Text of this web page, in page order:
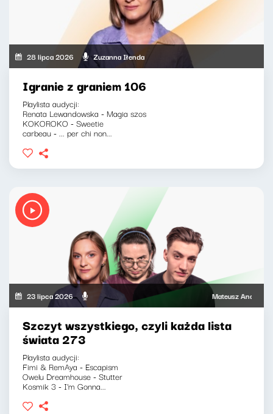
28 lipca 2026 Zuzanna Iłenda
Igranie z graniem 106
Playlista audycji:
Renata Lewandowska - Magia szos
KOKOROKO - Sweetie
carbeau - ... per chi non...
23 lipca 2026 Mateusz
Szczyt wszystkiego, czyli każda lista
świata 273
Playlista audycji:
Fimi & RemAya - Escapism
Owelu Dreamhouse - Stutter
Kosmik 3 - I'm Gonna...